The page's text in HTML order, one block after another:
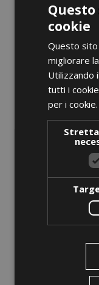
cookie
Questo
migliorare
Utilizzando
tutti i
per i cookie.